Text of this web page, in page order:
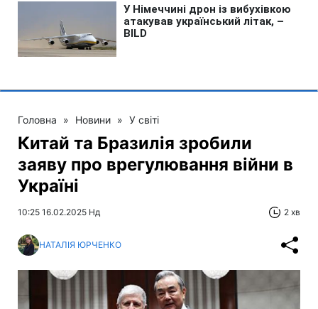
Головна » Новини » У світі
Китай та Бразилія зробили
заяву про врегулювання війни в
Україні
10:25 16.02.2025 Нд 2 хв
НАТАЛІЯ ЮРЧЕНКО